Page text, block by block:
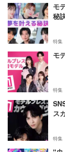
モ
秘
特集
モ
特集
ス
特集